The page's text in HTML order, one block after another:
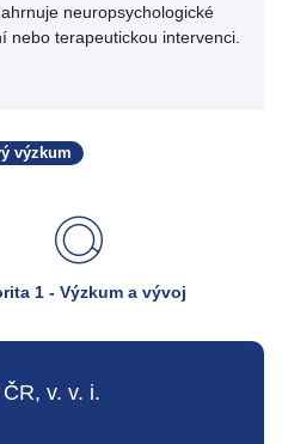
neuropsychologické
nebo terapeutickou intervenci.
výzkum
1 - Výzkum a vývoj
v. v. i.